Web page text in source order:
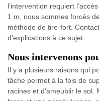
l’intervention requiert
1 m, nous sommes forcés
méthode de tire-fort.
d’explications à ce sujet.
Nous intervenons
Il y a plusieurs raisons qui
tâche permet à la fois de
racines et d'ameublir le sol.